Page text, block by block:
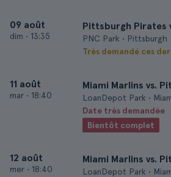
09 août
dim • 13:35
Pittsburgh Pirates
PNC Park • Pittsburgh
Très demandé ces
11 août
mar • 18:40
Miami Marlins vs.
LoanDepot Park •
Date très demandée
Bientôt complet
12 août
mer • 18:40
Miami Marlins vs.
LoanDepot Park •